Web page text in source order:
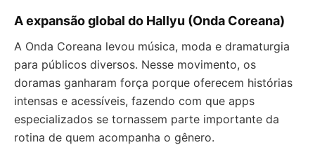
A expansão global do Hallyu (Onda Coreana)
A Onda Coreana levou música, moda e dramaturgia
para públicos diversos. Nesse movimento, os
doramas ganharam força porque oferecem histórias
intensas e acessíveis, fazendo com que apps
especializados se tornassem parte importante da
rotina de quem acompanha o gênero.